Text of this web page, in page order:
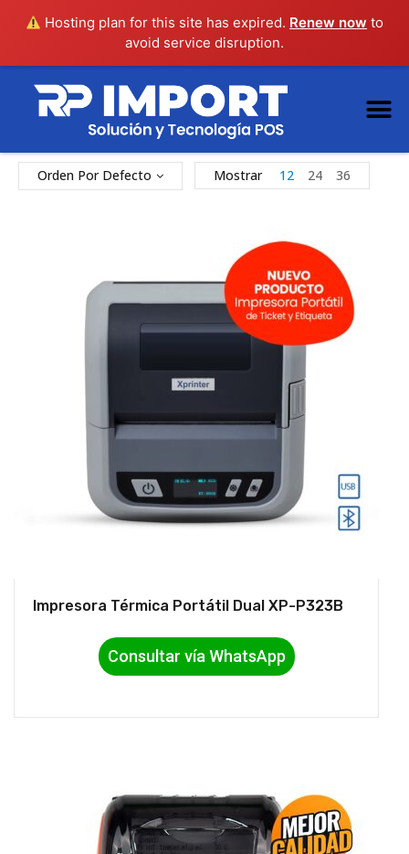
Hosting plan for this site has expired. Renew now to
avoid service disruption.
Orden Por Defecto Mostrar 12 24 36
Impresora Térmica Portátil Dual XP-P323B
Consultar vía WhatsApp